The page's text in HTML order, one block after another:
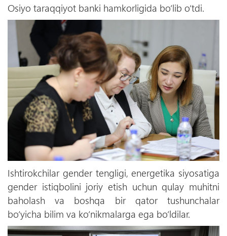
Osiyo taraqqiyot banki hamkorligida bo‘lib o‘tdi.
Ishtirokchilar gender tengligi, energetika siyosatiga
gender istiqbolini joriy etish uchun qulay muhitni
baholash va boshqa bir qator tushunchalar
bo‘yicha bilim va ko‘nikmalarga ega bo‘ldilar.